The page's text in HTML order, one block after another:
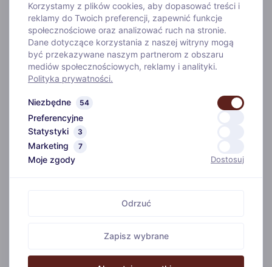
Galeria
Kontakt
Polityka prywatności
Dane kontaktowe
E-mail: recepcja@bialaakacja.pl
Telefon: +48 781 997 554
Copyright © 2026 Biała Akacja Resort & Business | Realizacja:
Korzystamy z plików cookies, aby dopasować treści i
reklamy do Twoich preferencji, zapewnić funkcje
społecznościowe oraz analizować ruch na stronie.
Dane dotyczące korzystania z naszej witryny mogą
być przekazywane naszym partnerom z obszaru
mediów społecznościowych, reklamy i analityki.
Polityka prywatności.
Niezbędne 54
Preferencyjne
Statystyki
3
Marketing 7
Moje zgody Dostosuj
Odrzuć
Zapisz wybrane